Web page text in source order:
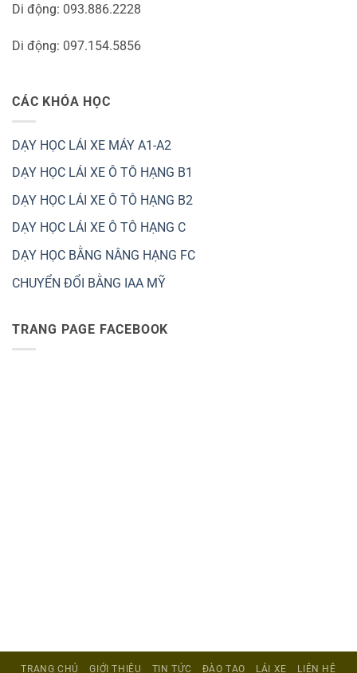
Di động: 093.886.2228
Di động: 097.154.5856
CÁC KHÓA HỌC
DẠY HỌC LÁI XE MÁY A1-A2
DẠY HỌC LÁI XE Ô TÔ HẠNG B1
DẠY HỌC LÁI XE Ô TÔ HẠNG B2
DẠY HỌC LÁI XE Ô TÔ HẠNG C
DẠY HỌC BẰNG NÂNG HẠNG FC
CHUYỂN ĐỔI BẰNG IAA MỸ
TRANG PAGE FACEBOOK
TRANG CHỦ GIỚI THIỆU TIN TỨC ĐÀO TẠO LÁI XE LIÊN HỆ